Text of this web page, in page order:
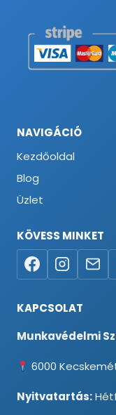
NAVIGÁCIÓ
Kezdőoldal
Blog
Üzlet
KÖVESS MINKET
KAPCSOLAT
Munkavédelmi
6000
Nyitvatartás: